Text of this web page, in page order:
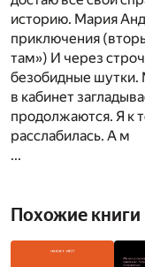
историю. Мария
приключения
там») И через
безобидные шутки.
в кабинет
продолжаются. Я к
расслабилась. А м
...
Похожие книги